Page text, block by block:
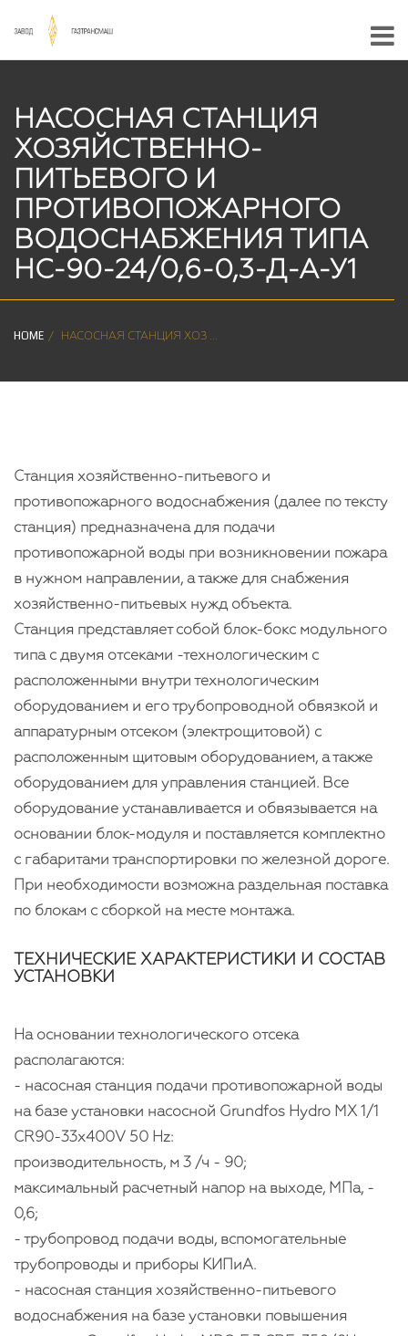
НАСОСНАЯ СТАНЦИЯ
ХОЗЯЙСТВЕННО-
ПИТЬЕВОГО И
ПРОТИВОПОЖАРНОГО
ВОДОСНАБЖЕНИЯ ТИПА
НС-90-24/0,6-0,3-Д-А-У1
HOME НАСОСНАЯ СТАНЦИЯ ХОЗ ...
Станция хозяйственно-питьевого и
противопожарного водоснабжения (далее по тексту
станция) предназначена для подачи
противопожарной воды при возникновении пожара
в нужном направлении, а также для снабжения
хозяйственно-питьевых нужд объекта.
Станция представляет собой блок-бокс модульного
типа с двумя отсеками -технологическим с
расположенными внутри технологическим
оборудованием и его трубопроводной обвязкой и
аппаратурным отсеком (электрощитовой) с
расположенным щитовым оборудованием, а также
оборудованием для управления станцией. Все
оборудование устанавливается и обвязывается на
основании блок-модуля и поставляется комплектно
с габаритами транспортировки по железной дороге.
При необходимости возможна раздельная поставка
по блокам с сборкой на месте монтажа.
ТЕХНИЧЕСКИЕ ХАРАКТЕРИСТИКИ И СОСТАВ
УСТАНОВКИ
На основании технологического отсека
располагаются:
- насосная станция подачи противопожарной воды
на базе установки насосной Grundfos Hydro MX 1/1
CR90-33x400V 50 Hz:
производительность, м 3 /ч - 90;
максимальный расчетный напор на выходе, МПа, -
0,6;
- трубопровод подачи воды, вспомогательные
трубопроводы и приборы КИПиА.
- насосная станция хозяйственно-питьевого
водоснабжения на базе установки повышения